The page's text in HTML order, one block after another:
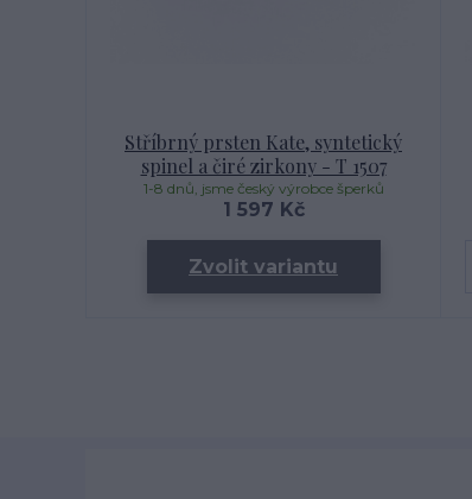
Stříbrný prsten Kate, syntetický
spinel a čiré zirkony - T 1507
1 597 Kč
1-8 dnů, jsme český výrobce šperků
Zvolit variantu